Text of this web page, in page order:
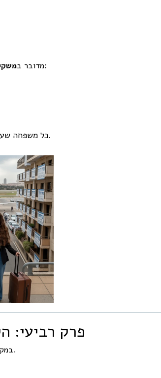
מדובר ב, בעלי השכלה, ניידות והון – בדיוק קהל היעד של:
כל משפחה שעוזבת – היא גם שוכר אחד פחות, וגם קונה אחד פחות בעתיד.
פרק רביעי:
בישראל.